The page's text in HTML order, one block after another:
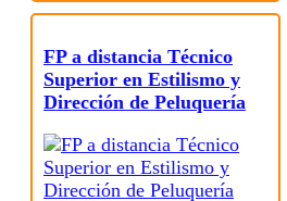
FP a distancia Técnico
Superior en Estilismo y
Dirección de Peluquería